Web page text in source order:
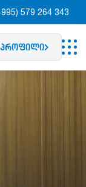
579 264 343
პროფილი